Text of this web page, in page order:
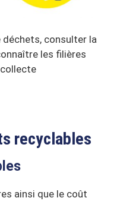
consulter la
les filières
recyclables
ainsi que le coût